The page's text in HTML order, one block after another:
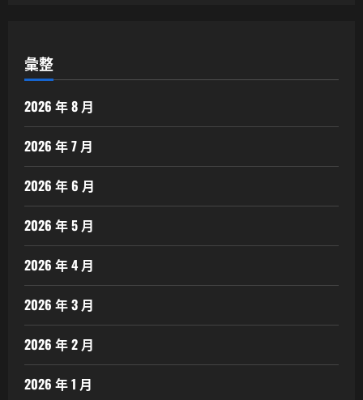
彙整
2026 年 8 月
2026 年 7 月
2026 年 6 月
2026 年 5 月
2026 年 4 月
2026 年 3 月
2026 年 2 月
2026 年 1 月